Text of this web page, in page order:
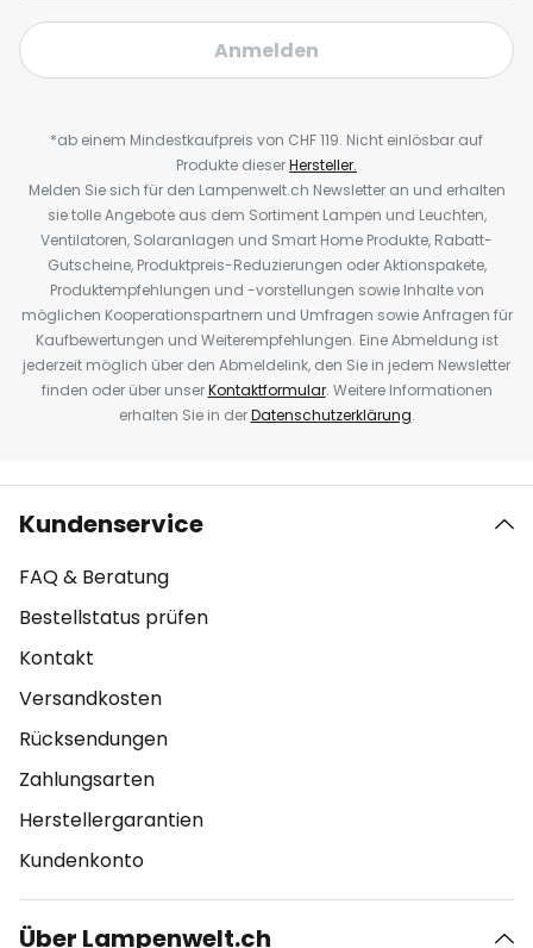
Anmelden
*ab einem Mindestkaufpreis von CHF 119. Nicht einlösbar auf
Produkte dieserHersteller.
Melden Sie sich für den Lampenwelt.ch Newsletter an und erhalten
sie tolle Angebote aus dem Sortiment Lampen und Leuchten,
Ventilatoren, Solaranlagen und Smart Home Produkte, Rabatt-
Gutscheine, Produktpreis-Reduzierungen oder Aktionspakete,
Produktempfehlungen und -vorstellungen sowie Inhalte von
möglichen Kooperationspartnern und Umfragen sowie Anfragen für
Kaufbewertungen und Weiterempfehlungen. Eine Abmeldung ist
jederzeit möglich über den Abmeldelink, den Sie in jedem Newsletter
finden oder über unserKontaktformular. Weitere Informationen
erhalten Sie in derDatenschutzerklärung.
Kundenservice
FAQ & Beratung
Bestellstatus prüfen
Kontakt
Versandkosten
Rücksendungen
Zahlungsarten
Herstellergarantien
Kundenkonto
Über Lampenwelt.ch